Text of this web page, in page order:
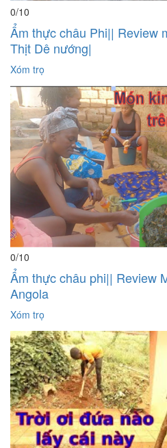
0/10
Ẩm thực châu Phi|| Review
Thịt Dê nướng|
Xóm trọ
0/10
Ẩm thực châu phi|| Review
Angola
Xóm trọ